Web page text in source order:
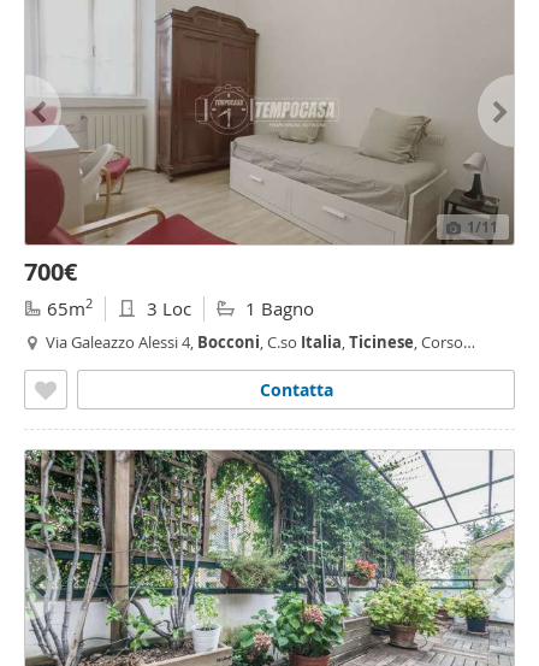
1/11
700€
65m2 3 Loc 1 Bagno
Via Galeazzo Alessi 4, Bocconi, C.so Italia,Ticinese, Corso
Contatta